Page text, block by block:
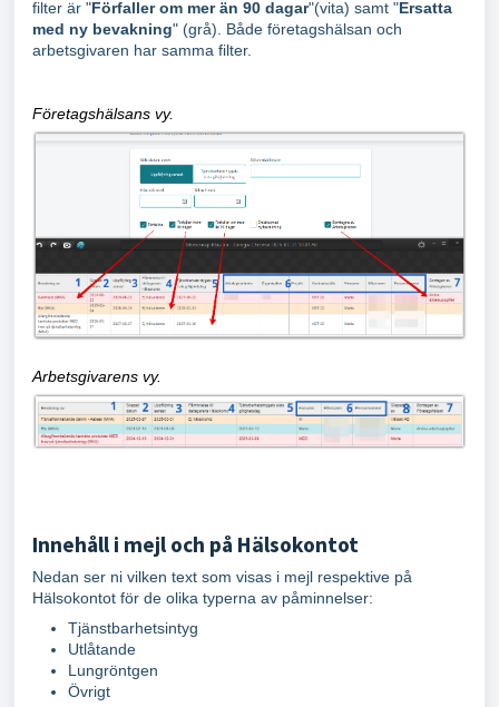
filter är "Förfaller om mer än 90 dagar"(vita) samt "Ersatta
med ny bevakning" (grå). Både företagshälsan och
arbetsgivaren har samma filter.
Företagshälsans vy.
Arbetsgivarens vy.
Innehåll i mejl och på Hälsokontot
Nedan ser ni vilken text som visas i mejl respektive på
Hälsokontot för de olika typerna av påminnelser:
Tjänstbarhetsintyg
Utlåtande
Lungröntgen
Övrigt